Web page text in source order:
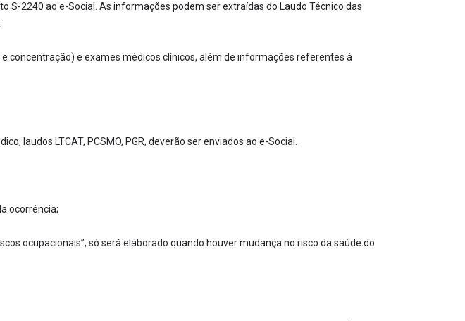
S-2240 ao e-Social. As informações podem ser extraídas do Laudo Técnico das
concentração) e exames médicos clínicos, além de informações referentes à
laudos LTCAT, PCSMO, PGR, deverão ser enviados ao e-Social.
ocorrência;
ocupacionais”, só será elaborado quando houver mudança no risco da saúde do